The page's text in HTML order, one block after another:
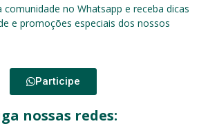
comunidade no Whatsapp e receba dicas
e promoções especiais dos nossos
Participe
nossas redes: